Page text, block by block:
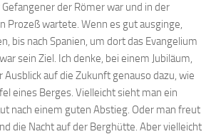
der Römer war und in der
Prozeß wartete. Wenn es gut ausginge,
bis nach Spanien, um dort das Evangelium
sein Ziel. Ich denke, bei einem Jubiläum,
auf die Zukunft genauso dazu, wie
eines Berges. Vielleicht sieht man ein
nach einem guten Abstieg. Oder man freut
die Nacht auf der Berghütte. Aber vielleicht